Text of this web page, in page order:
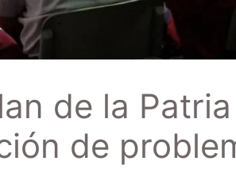
de la
de